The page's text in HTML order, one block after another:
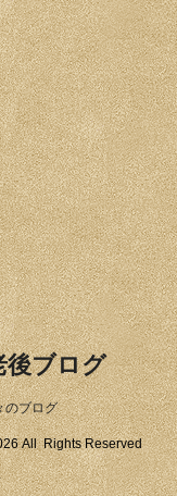
後ブログ
のブログ
All Rights Reserved